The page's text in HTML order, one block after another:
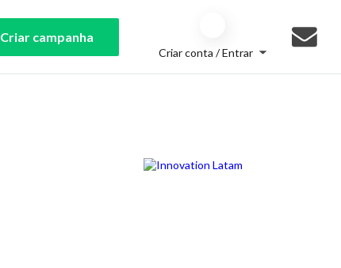
Criar campanha
Criar conta / Entrar